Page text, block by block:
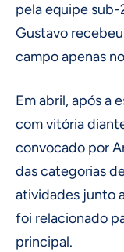
pela equipe
Gustavo
campo apenas
Em abril, após a
com vitória
convocado por
das categorias
atividades junto
foi relacionado
principal.